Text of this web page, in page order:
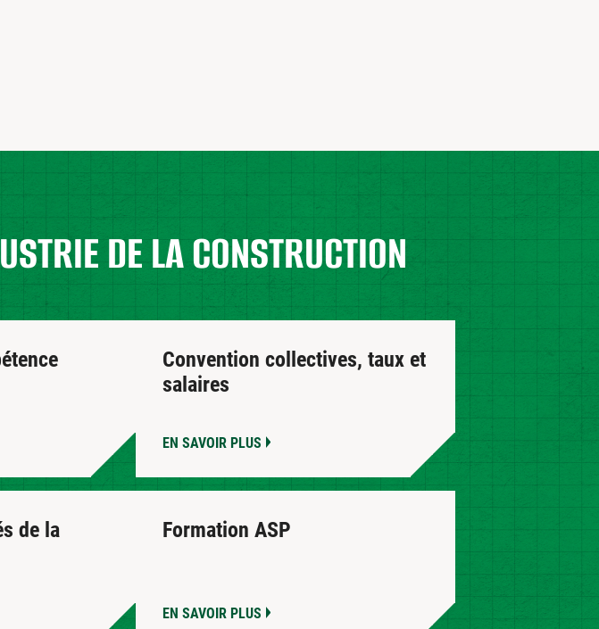
DE LA CONSTRUCTION
Convention collectives, taux et
salaires
EN SAVOIR PLUS
de la
Formation ASP
EN SAVOIR PLUS